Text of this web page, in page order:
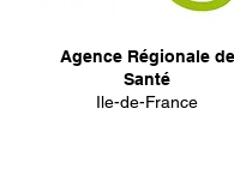
Agence Régionale de
Santé
Ile-de-France